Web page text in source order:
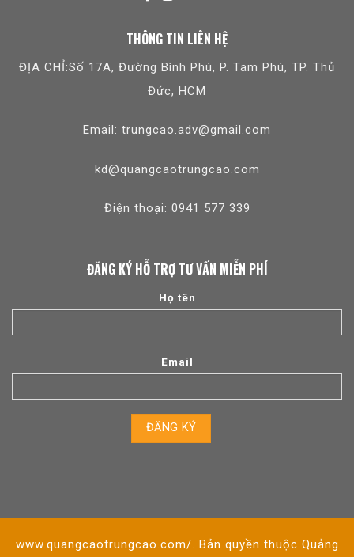
THÔNG TIN LIÊN HỆ
ĐỊA CHỈ:Số 17A, Đường Bình Phú, P. Tam Phú, TP. Thủ
Đức, HCM
Email: trungcao.adv@gmail.com
kd@quangcaotrungcao.com
Điện thoại: 0941 577 339
ĐĂNG KÝ HỖ TRỢ TƯ VẤN MIỄN PHÍ
Họ tên
Email
www.quangcaotrungcao.com/. Bản quyền thuộc Quảng